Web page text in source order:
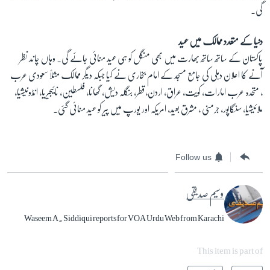
گی۔
دنیا کے متعدد ممالک میں عید
پاکستان کے ساتھ ساتھ بھارت میں بھی منگل کو ہی عید منائی جائے گی۔ وہاں چاند نظر
آنے کا اعلان دہلی کی جامع مسجد کے امام بخاری نے کیا جبکہ دیگر ممالک مثلاً سعودی عرب
، متحدہ عرب امارات، کویت، عراق، اردن،قطر، بنگلہ دیش، گھانا، فلسطین، نائیجیریا، انڈونیشیا،
ملائیشیا، سنگاپور، جرمنی ، مشرق بعید، امریکہ اور یورپ میں پیر کو عید منائی گئی۔
Follow us
وسیم صدیقی
Waseem A. Siddiqui reports for VOA Urdu Web from Karachi
This item is part of